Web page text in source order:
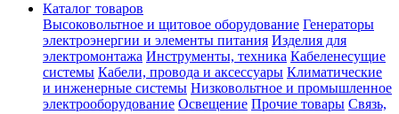
Каталог товаров
Высоковольтное и щитовое оборудование Генераторы
электроэнергии и элементы питания Изделия для
электромонтажа Инструменты, техника Кабеленесущие
системы Кабели, провода и аксессуары Климатические
и инженерные системы Низковольтное и промышленное
электрооборудование Освещение Прочие товары Связь,